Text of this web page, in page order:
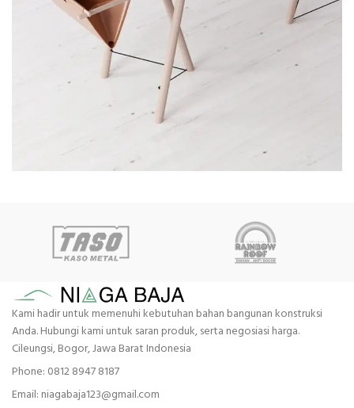
Kami hadir untuk memenuhi kebutuhan bahan bangunan konstruksi
Anda. Hubungi kami untuk saran produk, serta negosiasi harga.
Cileungsi, Bogor, Jawa Barat Indonesia
Phone: 0812 8947 8187
Email: niagabaja123@gmail.com